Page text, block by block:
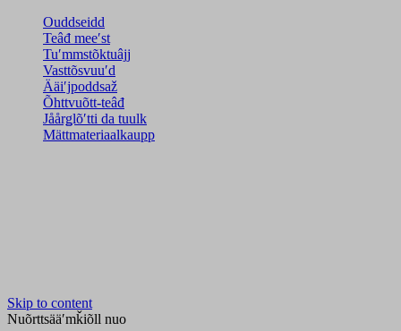
Ouddseidd
Teâđ meeʹst
Tuʹmmstõktuâjj
Vasttõsvuuʹd
Ääiʹjpoddsaž
Õhttvuõtt-teâđ
Jåårǥlõʹtti da tuulk
Mättmateriaalkaupp
Skip to content
Nuõrttsääʹmǩiõll nuo